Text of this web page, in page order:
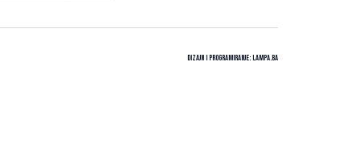
Dizajn i programiranje:Lampa.ba